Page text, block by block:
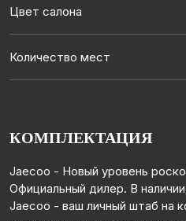
Цвет салона
Количество мест
КОМПЛЕКТАЦИЯ
Jaecoo - Новый уровень
Официальный дилер. В
Jaecoo - ваш личный штаб на